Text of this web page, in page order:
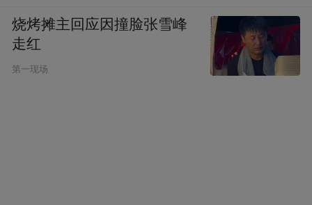
烧烤摊主回应因撞脸张雪峰
走红
第一现场